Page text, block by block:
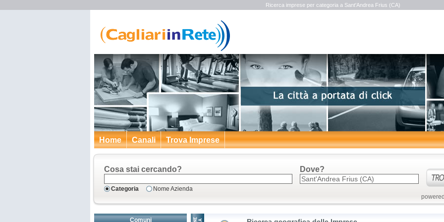
Ricerca imprese per categoria a Sant'Andrea Frius (CA)
Home Canali Trova Imprese
Cosa stai cercando?
Categoria Nome Azienda
Dove?
Comuni